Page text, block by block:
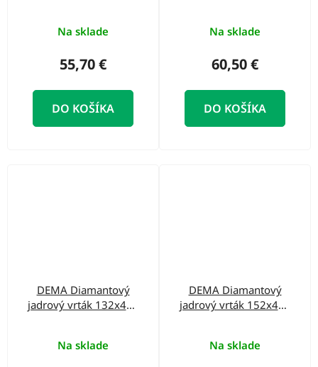
Na sklade
55,70 €
DO KOŠÍKA
Na sklade
60,50 €
DO KOŠÍKA
DEMA Diamantový
jadrový vrták 132x400
Na sklade
DEMA Diamantový
jadrový vrták 152x400
Na sklade